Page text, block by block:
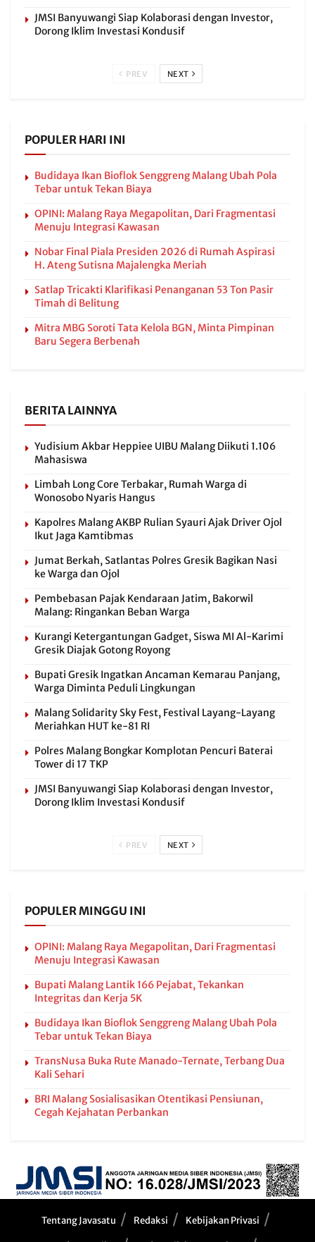
JMSI Banyuwangi Siap Kolaborasi dengan Investor,
Dorong Iklim Investasi Kondusif
PREV NEXT
POPULER HARI INI
Budidaya Ikan Bioflok Senggreng Malang Ubah Pola
Tebar untuk Tekan Biaya
OPINI: Malang Raya Megapolitan, Dari Fragmentasi
Menuju Integrasi Kawasan
Nobar Final Piala Presiden 2026 di Rumah Aspirasi
H. Ateng Sutisna Majalengka Meriah
Satlap Tricakti Klarifikasi Penanganan 53 Ton Pasir
Timah di Belitung
Mitra MBG Soroti Tata Kelola BGN, Minta Pimpinan
Baru Segera Berbenah
BERITA LAINNYA
Yudisium Akbar Heppiee UIBU Malang Diikuti 1.106
Mahasiswa
Limbah Long Core Terbakar, Rumah Warga di
Wonosobo Nyaris Hangus
Kapolres Malang AKBP Rulian Syauri Ajak Driver Ojol
Ikut Jaga Kamtibmas
Jumat Berkah, Satlantas Polres Gresik Bagikan Nasi
ke Warga dan Ojol
Pembebasan Pajak Kendaraan Jatim, Bakorwil
Malang: Ringankan Beban Warga
Kurangi Ketergantungan Gadget, Siswa MI Al-Karimi
Gresik Diajak Gotong Royong
Bupati Gresik Ingatkan Ancaman Kemarau Panjang,
Warga Diminta Peduli Lingkungan
Malang Solidarity Sky Fest, Festival Layang-Layang
Meriahkan HUT ke-81 RI
Polres Malang Bongkar Komplotan Pencuri Baterai
Tower di 17 TKP
JMSI Banyuwangi Siap Kolaborasi dengan Investor,
Dorong Iklim Investasi Kondusif
PREV NEXT
POPULER MINGGU INI
OPINI: Malang Raya Megapolitan, Dari Fragmentasi
Menuju Integrasi Kawasan
Bupati Malang Lantik 166 Pejabat, Tekankan
Integritas dan Kerja 5K
Budidaya Ikan Bioflok Senggreng Malang Ubah Pola
Tebar untuk Tekan Biaya
TransNusa Buka Rute Manado-Ternate, Terbang Dua
Kali Sehari
BRI Malang Sosialisasikan Otentikasi Pensiunan,
Cegah Kejahatan Perbankan
Tentang Javasatu Redaksi Kebijakan Privasi